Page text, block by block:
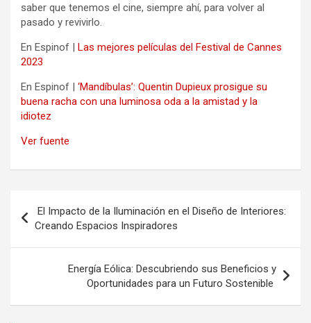
saber que tenemos el cine, siempre ahí, para volver al
pasado y revivirlo.
En Espinof | Las mejores películas del Festival de Cannes
2023
En Espinof | ‘Mandíbulas’: Quentin Dupieux prosigue su
buena racha con una luminosa oda a la amistad y la
idiotez
Ver fuente
de
entradas
El Impacto de la Iluminación en el Diseño de Interiores:
Creando Espacios Inspiradores
Energía Eólica: Descubriendo sus Beneficios y
Oportunidades para un Futuro Sostenible